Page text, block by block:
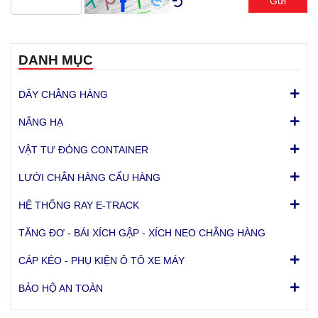
DANH MỤC
DÂY CHẰNG HÀNG
NÂNG HẠ
VẬT TƯ ĐÓNG CONTAINER
LƯỚI CHẮN HÀNG CẨU HÀNG
HỆ THỐNG RAY E-TRACK
TĂNG ĐƠ - BÁI XÍCH GẬP - XÍCH NEO CHẰNG HÀNG
CÁP KÉO - PHỤ KIỆN Ô TÔ XE MÁY
BẢO HỘ AN TOÀN